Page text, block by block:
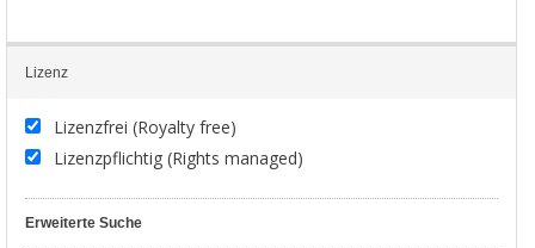
Lizenz
Lizenzfrei (Royalty free)
Lizenzpflichtig (Rights managed)
Erweiterte Suche